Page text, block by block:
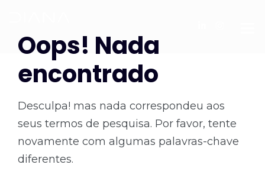
Oops! Nada
encontrado
Desculpa! mas nada correspondeu aos
seus termos de pesquisa. Por favor, tente
novamente com algumas palavras-chave
diferentes.